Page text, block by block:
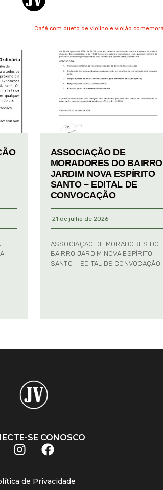
–
ASSOCIAÇÃO DE
MORADORES DO BAIRRO
JARDIM NOVA ESPÍRITO
SANTO – EDITAL DE
CONVOCAÇÃO
21 de julho de 2026
ASSOCIAÇÃO DE MORADORES DO
BAIRRO JARDIM NOVA ESPÍRITO
SANTO – EDITAL DE CONVOCAÇÃO
SE CONOSCO
de Privacidade